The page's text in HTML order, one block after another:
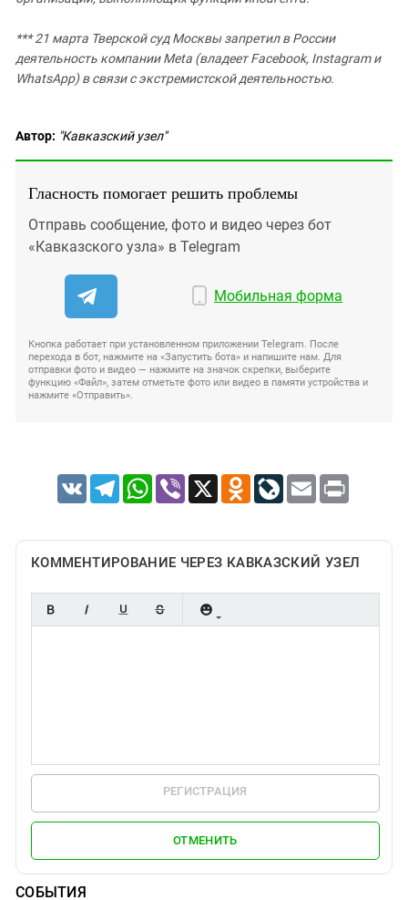
*** 21 марта Тверской суд Москвы запретил в России
деятельность компании Meta (владеет Facebook, Instagram и
WhatsApp) в связи с экстремистской деятельностью.
Автор: "Кавказский узел"
Гласность помогает решить проблемы
Отправь сообщение, фото и видео через бот
«Кавказского узла» в Telegram
Мобильная форма
Кнопка работает при установленном приложении Telegram. После
перехода в бот, нажмите на «Запустить бота» и напишите нам. Для
отправки фото и видео — нажмите на значок скрепки, выберите
функцию «Файл», затем отметьте фото или видео в памяти устройства и
нажмите «Отправить».
VK TelegramWhatsApp
Viber X Odnoklassniki
LiveJournal
Email Print
КОММЕНТИРОВАНИЕ ЧЕРЕЗ КАВКАЗСКИЙ УЗЕЛ
РЕГИСТРАЦИЯ
ОТМЕНИТЬ
СОБЫТИЯ